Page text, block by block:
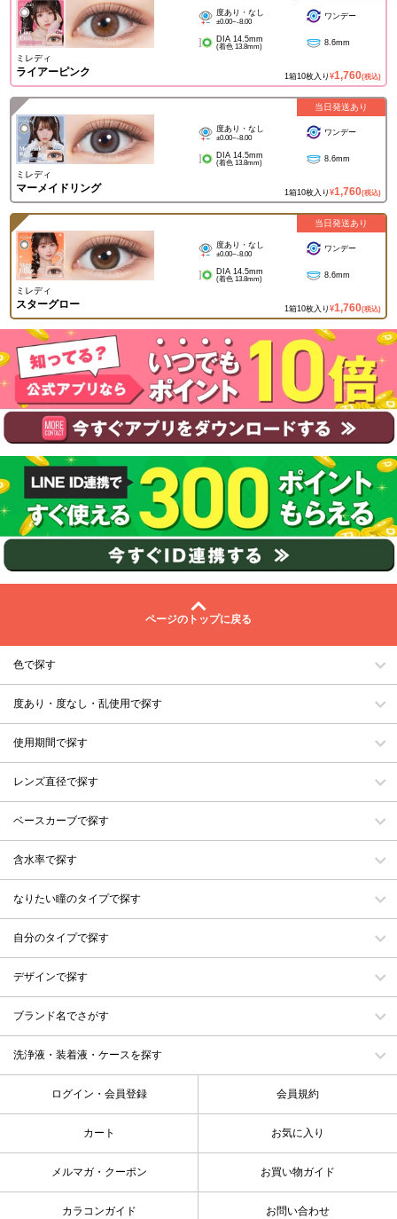
ミレディ
ライアーピンク
度あり・なし
±0.00~-8.00
ワンデー
DIA 14.5mm
(着色 13.8mm) 8.6mm
1箱10枚入り ¥1,760(税込)
ミレディ
マーメイドリング
度あり・なし
±0.00~-8.00
ワンデー
DIA 14.5mm
(着色 13.8mm) 8.6mm
1箱10枚入り ¥1,760(税込)
当日発送あり
ミレディ
スターグロー
度あり・なし
±0.00~-8.00
ワンデー
DIA 14.5mm
(着色 13.8mm) 8.6mm
1箱10枚入り ¥1,760(税込)
当日発送あり
ページのトップに戻る
色で探す
度あり・度なし・乱使用で探す
使用期間で探す
レンズ直径で探す
ベースカーブで探す
含水率で探す
なりたい瞳のタイプで探す
自分のタイプで探す
デザインで探す
ブランド名でさがす
洗浄液・装着液・ケースを探す
ログイン・会員登録 会員規約
カート お気に入り
メルマガ・クーポン お買い物ガイド
カラコンガイド お問い合わせ